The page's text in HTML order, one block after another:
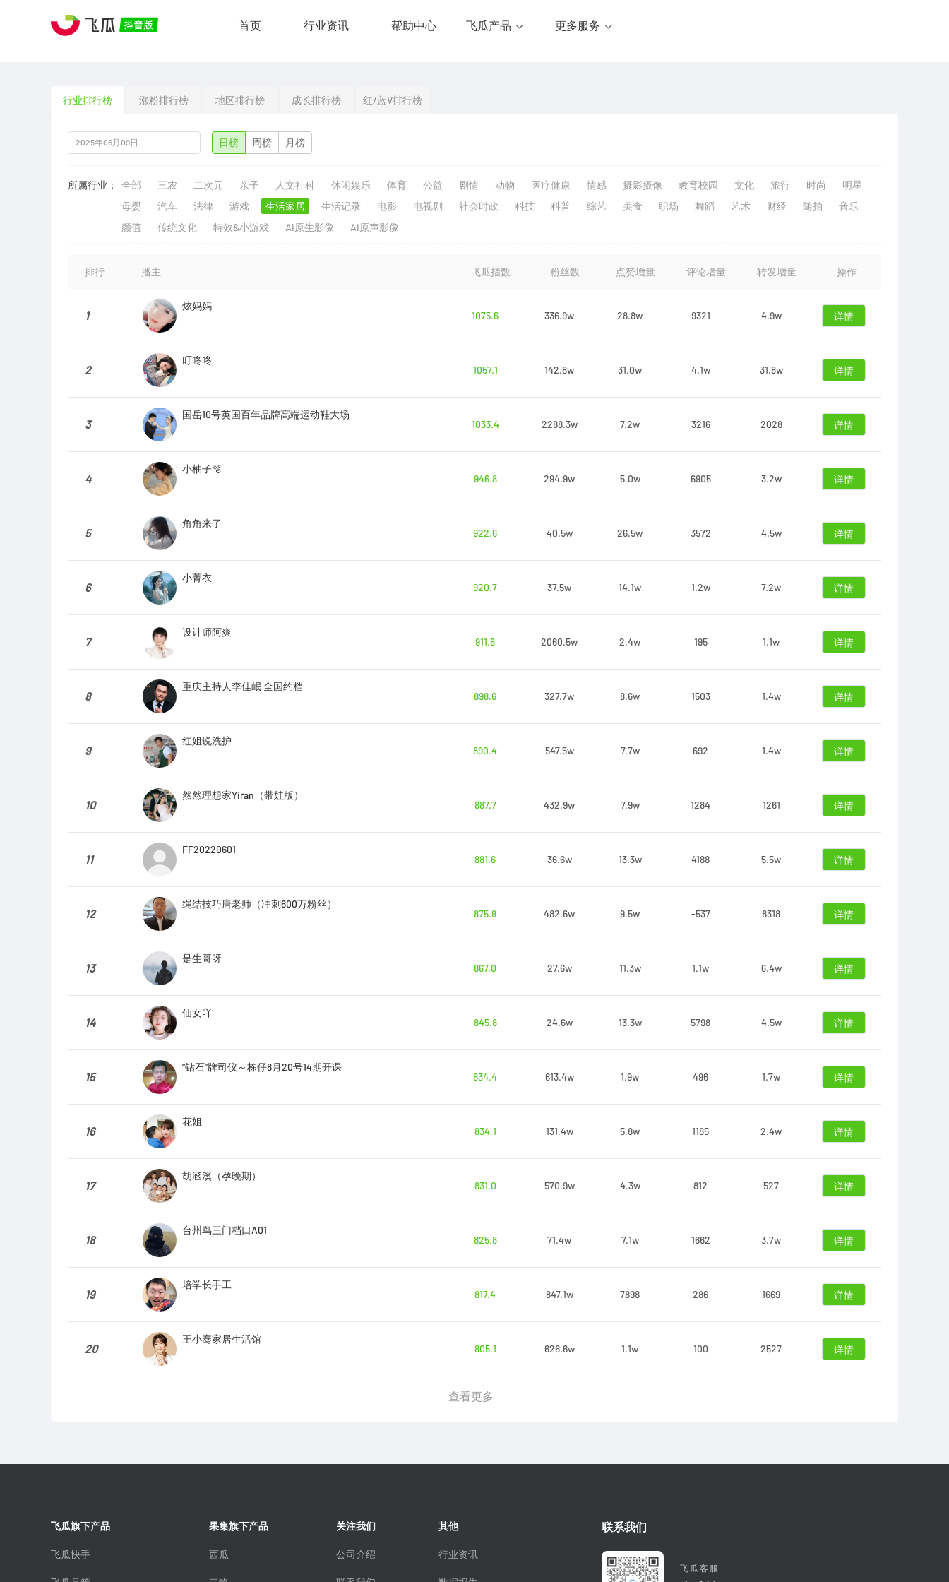
首页 行业资讯 帮助中心 飞瓜产品 更多服务
行业排行榜 涨粉排行榜 地区排行榜 成长排行榜 红/蓝V排行榜
日榜 周榜 月榜
所属行业： 全部 三农 二次元 亲子 人文社科 休闲娱乐 体育 公益 剧情 动物 医疗健康 情感 摄影摄像 教育校园 文化 旅行 时尚
明星
母婴
汽车 法律 游戏 生活家居 生活记录 电影 电视剧 社会时政 科技 科普 综艺 美食 职场 舞蹈 艺术 财经 随拍
音乐
颜值
传统文化 特效&小游戏 AI原生影像 AI原声影像
排行 播主 飞瓜指数 粉丝数 点赞增量 评论增量 转发增量 操作
1
炫妈妈
1075.6
336.9w 28.8w 9321 4.9w 详情
2
叮咚咚
1057.1
142.8w 31.0w 4.1w 31.8w 详情
3
国岳10号英国百年品牌高端运动鞋大场
1033.4
2288.3w 7.2w 3216 2028 详情
4
小柚子🫧
946.8
294.9w 5.0w 6905 3.2w 详情
5
角角来了
922.6
40.5w 26.5w 3572 4.5w 详情
6
小菁衣
920.7
37.5w 14.1w 1.2w 7.2w 详情
7
设计师阿爽
911.6
2060.5w 2.4w 195 1.1w 详情
8
重庆主持人李佳岷 全国约档
898.6
327.7w 8.6w 1503 1.4w 详情
9
红姐说洗护
890.4
547.5w 7.7w 692 1.4w 详情
10
然然理想家Yiran（带娃版）
887.7
432.9w 7.9w 1284 1261 详情
11
FF20220601
881.6
36.6w 13.3w 4188 5.5w 详情
12
绳结技巧唐老师（冲刺600万粉丝）
875.9
482.6w 9.5w -537 8318 详情
13
是生哥呀
867.0
27.6w 11.3w 1.1w 6.4w 详情
14
仙女吖
845.8
24.6w 13.3w 5798 4.5w 详情
15
“钻石”牌司仪～栋仔8月20号14期开课
834.4
613.4w 1.9w 496 1.7w 详情
16
花姐
834.1
131.4w 5.8w 1185 2.4w 详情
17
胡涵溪（孕晚期）
831.0
570.9w 4.3w 812 527 详情
18
台州鸟三门档口A01
825.8
71.4w 7.1w 1662 3.7w 详情
19
培学长手工
817.4
847.1w 7898 286 1669 详情
20
王小骞家居生活馆
805.1
626.6w 1.1w 100 2527 详情
查看更多
飞瓜旗下产品
飞瓜快手
果集旗下产品
西瓜
关注我们
公司介绍
其他
行业资讯
联系我们
飞瓜客服